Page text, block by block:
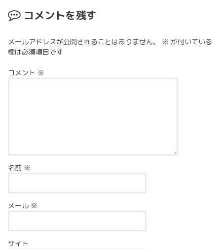
コメントを残す
メールアドレスが公開されることはありません。 ※ が付いている
欄は必須項目です
コメント ※
名前 ※
メール ※
サイト